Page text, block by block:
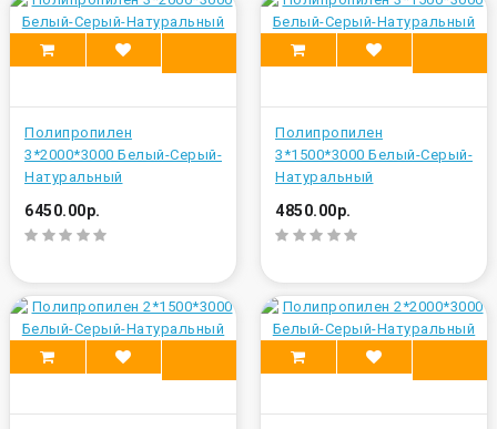
Полипропилен
3*2000*3000 Белый-Серый-
Натуральный
6450.00р.
Полипропилен
3*1500*3000 Белый-Серый-
Натуральный
4850.00р.